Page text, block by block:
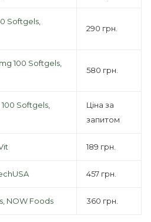
Softgels,
290 грн.
100 Softgels,
580 грн.
Softgels,
Ціна за
запитом
189 грн.
457 грн.
NOW Foods 360 грн.